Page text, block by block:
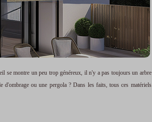
se montre un peu trop généreux, il n'y a pas toujours un arbre
d'ombrage ou une pergola ? Dans les faits, tous ces matériels